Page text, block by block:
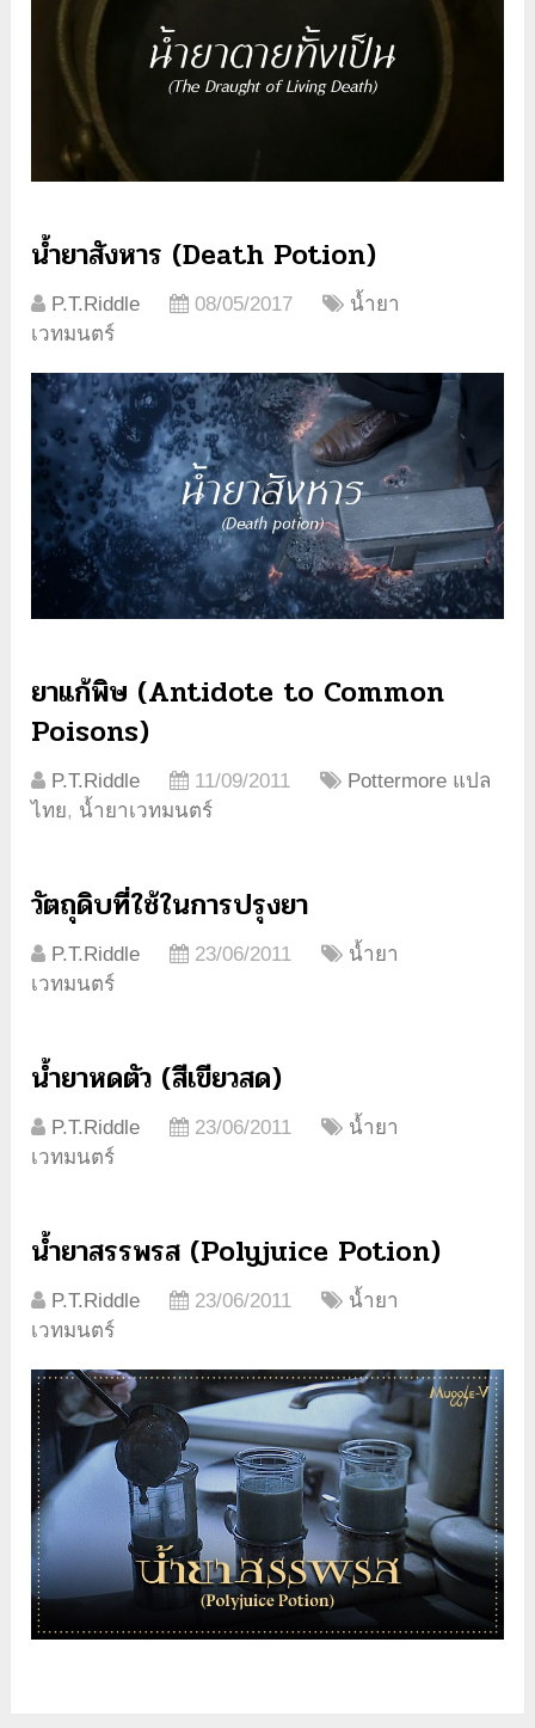
น้ำยาสังหาร (Death Potion)
P.T.Riddle 08/05/2017
น้ำยา
เวทมนตร์
ยาแก้พิษ (Antidote to Common
Poisons)
P.T.Riddle 11/09/2011
Pottermore แปล
ไทย, น้ำยาเวทมนตร์
วัตถุดิบที่ใช้ในการปรุงยา
P.T.Riddle 23/06/2011
น้ำยา
เวทมนตร์
น้ำยาหดตัว (สีเขียวสด)
P.T.Riddle 23/06/2011
น้ำยา
เวทมนตร์
น้ำยาสรรพรส (Polyjuice Potion)
P.T.Riddle 23/06/2011
น้ำยา
เวทมนตร์